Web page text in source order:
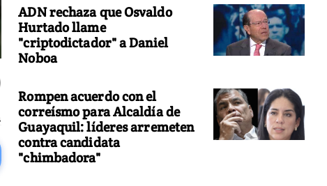
ADN rechaza que Osvaldo
Hurtado llame
"criptodictador" a Daniel
Noboa
Rompen acuerdo con el
correísmo para Alcaldía de
Guayaquil: líderes arremeten
contra candidata
"chimbadora"